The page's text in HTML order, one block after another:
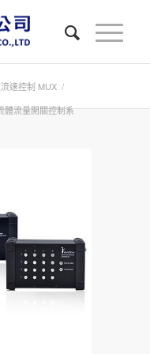
速控制 MUX /
體流量開關控制系